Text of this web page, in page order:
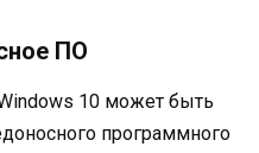
ПО
10 может быть
программного